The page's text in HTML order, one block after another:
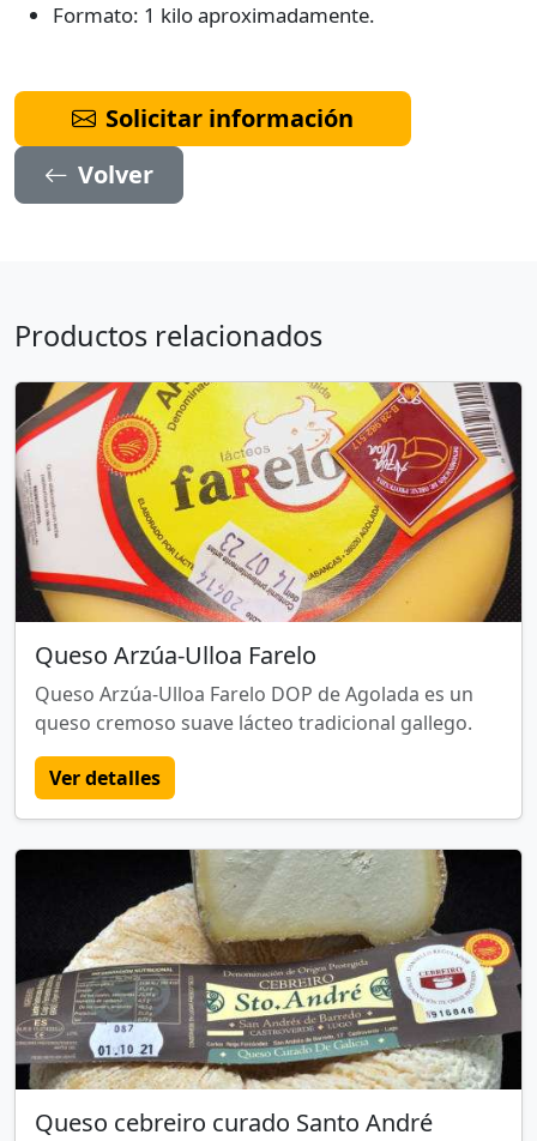
Formato: 1 kilo aproximadamente.
Solicitar información
Volver
Productos relacionados
Queso Arzúa-Ulloa Farelo
Queso Arzúa-Ulloa Farelo DOP de Agolada es un
queso cremoso suave lácteo tradicional gallego.
Ver detalles
Queso cebreiro curado Santo André